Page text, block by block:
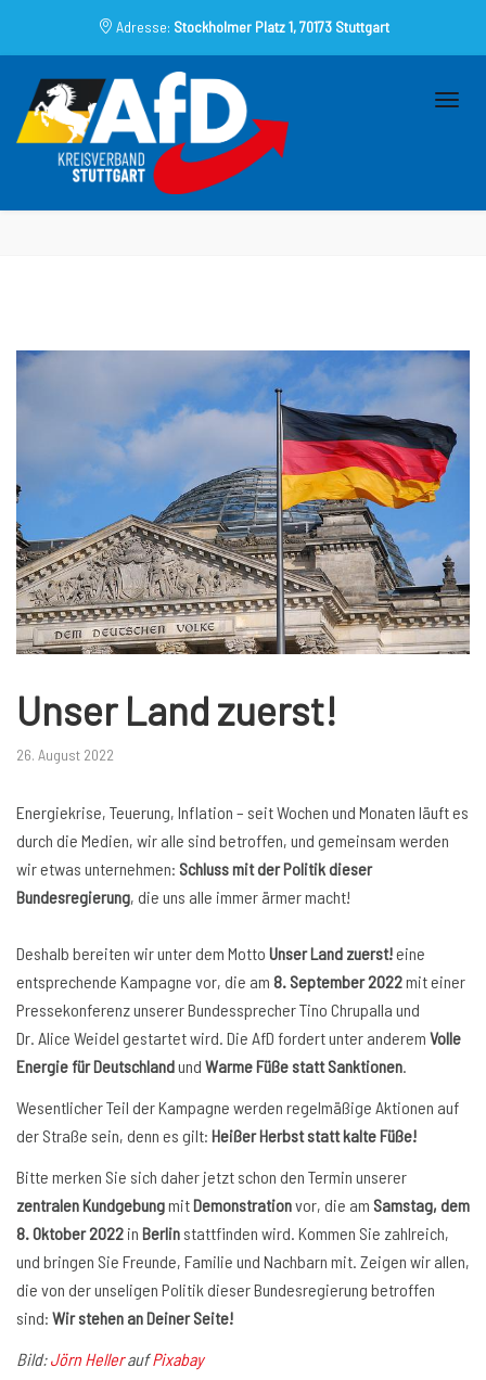
Adresse: Stockholmer Platz 1, 70173 Stuttgart
Unser Land zuerst!
26. August 2022
Energiekrise, Teuerung, Inflation – seit Wochen und Monaten läuft es
durch die Medien, wir alle sind betroffen, und gemeinsam werden
wir etwas unternehmen: Schluss mit der Politik dieser
Bundesregierung, die uns alle immer ärmer macht!
Deshalb bereiten wir unter dem Motto Unser Land zuerst!eine
entsprechende Kampagne vor, die am 8. September 2022mit einer
Pressekonferenz unserer Bundessprecher Tino Chrupalla und
Dr. Alice Weidel gestartet wird. Die AfD fordert unter anderem Volle
Energie für Deutschlandund Warme Füße statt Sanktionen
Wesentlicher Teil der Kampagne werden regelmäßige Aktionen auf
der Straße sein, denn es gilt: Heißer Herbst statt kalte Füße!
Bitte merken Sie sich daher jetzt schon den Termin unserer
zentralen KundgebungmitDemonstrationvor, die am Samstag, dem
8. Oktober 2022 in Berlin stattfinden wird. Kommen Sie zahlreich,
und bringen Sie Freunde, Familie und Nachbarn mit. Zeigen wir allen,
die von der unseligen Politik dieser Bundesregierung betroffen
sind: Wir stehen an Deiner Seite!
Bild:Jörn HelleraufPixabay